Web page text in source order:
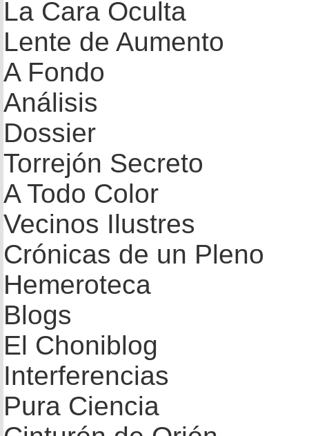
La Cara Oculta
Lente de Aumento
A Fondo
Análisis
Dossier
Torrejón Secreto
A Todo Color
Vecinos Ilustres
Crónicas de un Pleno
Hemeroteca
Blogs
El Choniblog
Interferencias
Pura Ciencia